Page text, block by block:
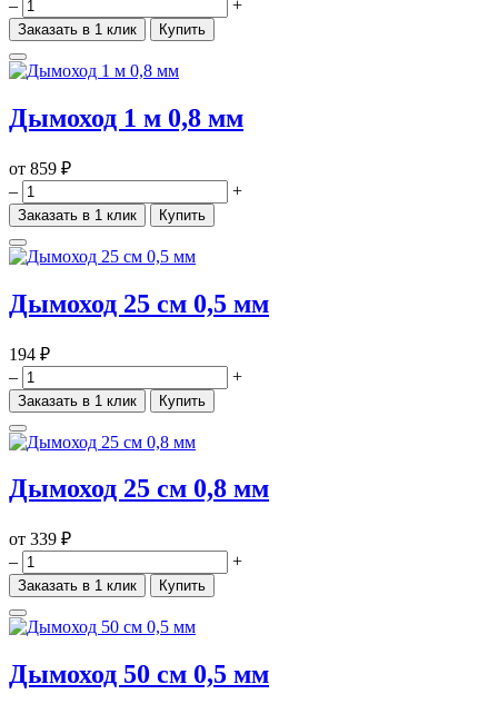
– +
Заказать в 1 клик Купить
Дымоход 1 м 0,8 мм
от 859 ₽
–
+
Заказать в 1 клик Купить
Дымоход 25 см 0,5 мм
194 ₽
–
+
Заказать в 1 клик Купить
Дымоход 25 см 0,8 мм
от 339 ₽
–
+
Заказать в 1 клик Купить
Дымоход 50 см 0,5 мм